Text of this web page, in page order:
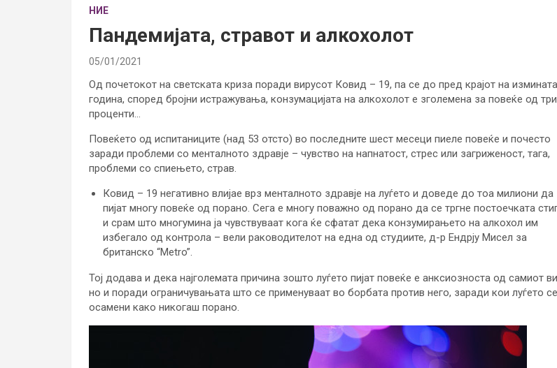
НИЕ
Пандемијата, стравот и алкохолот
05/01/2021
Од почетокот на светската криза поради вирусот Ковид – 19, па се до пред крајот на
година, според бројни истражувања, конзумацијата на алкохолот е зголемена за повеќе од
проценти…
Повеќето од испитаниците (над 53 отсто) во последните шест месеци пиеле повеќе и почесто
заради проблеми со менталното здравје – чувство на напнатост, стрес или загриженост, тага,
проблеми со спиењето, страв.
Ковид – 19 негативно влијае врз менталното здравје на луѓето и доведе до тоа милиони да
пијат многу повеќе од порано. Сега е многу поважно од порано да се тргне постоечката
и срам што многумина ја чувствуваат кога ќе сфатат дека конзумирањето на алкохол им
избегало од контрола – вели раководителот на една од студиите, д-р Ендрју Мисел за
британско “Metro”.
Тој додава и дека најголемата причина зошто луѓето пијат повеќе е анксиозноста од самиот
но и поради ограничувањата што се применуваат во борбата против него, заради кои луѓето се
осамени како никогаш порано.